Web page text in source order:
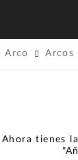
Arco Arcos
Ahora tienes